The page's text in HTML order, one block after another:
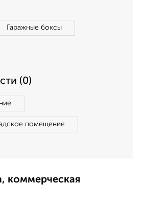
Гаражные боксы
(0)
помещение
коммерческая